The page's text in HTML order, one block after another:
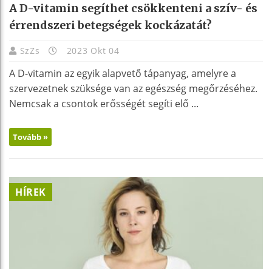
A D-vitamin segíthet csökkenteni a szív- és
érrendszeri betegségek kockázatát?
SzZs 2023 Okt 04
A D-vitamin az egyik alapvető tápanyag, amelyre a
szervezetnek szüksége van az egészség megőrzéséhez.
Nemcsak a csontok erősségét segíti elő ...
Tovább »
HÍREK